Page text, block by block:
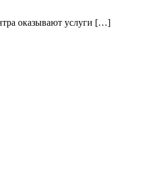
оказывают услуги […]